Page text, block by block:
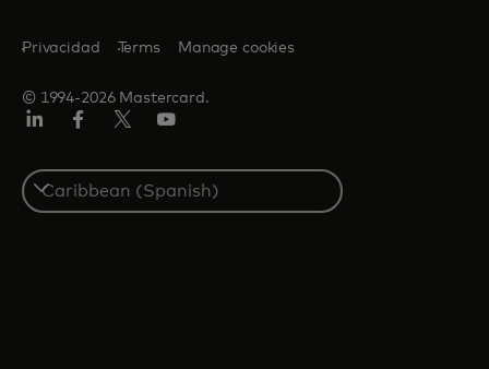
© 1994-2026 Mastercard.
Privacidad Terms Manage cookies
Select
a
country